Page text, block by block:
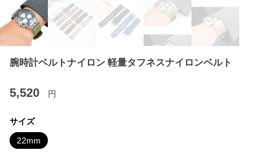
腕時計ベルトナイロン 軽量タフネスナイロンベルト
5,520 円
サイズ
22mm